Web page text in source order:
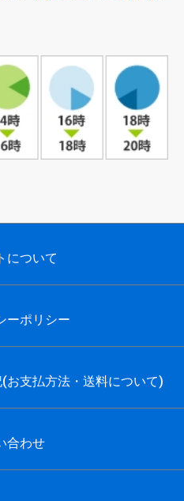
について
ーポリシー
お支払方法・送料について)
合わせ